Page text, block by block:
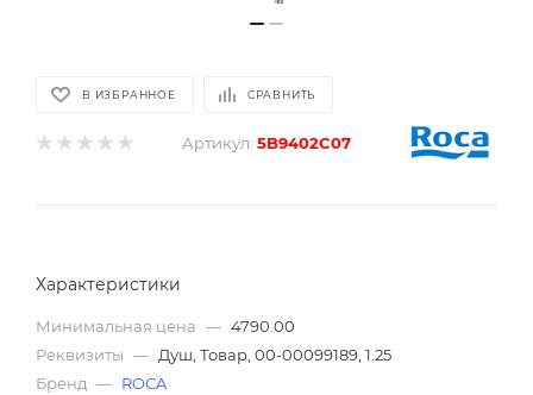
В ИЗБРАННОЕ СРАВНИТЬ
Артикул: 5B9402C07
Характеристики
Минимальная цена — 4790.00
Реквизиты — Душ, Товар, 00-00099189, 1.25
Бренд — ROCA